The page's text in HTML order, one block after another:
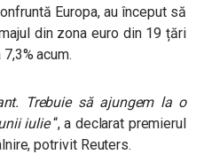
Europa, au început să
din zona euro din 19 țări
acum.
Trebuie să ajungem la o
iulie“, a declarat premierul
potrivit Reuters.